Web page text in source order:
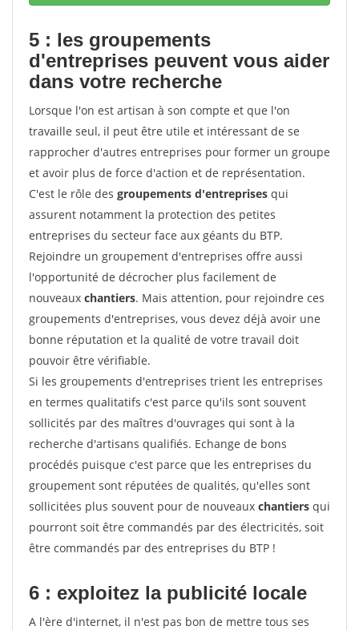
5 : les groupements
d'entreprises peuvent vous aider
dans votre recherche
Lorsque l'on est artisan à son compte et que l'on
travaille seul, il peut être utile et intéressant de se
rapprocher d'autres entreprises pour former un groupe
et avoir plus de force d'action et de représentation.
C'est le rôle des groupements d'entreprises qui
assurent notamment la protection des petites
entreprises du secteur face aux géants du BTP.
Rejoindre un groupement d'entreprises offre aussi
l'opportunité de décrocher plus facilement de
nouveaux chantiers. Mais attention, pour rejoindre ces
groupements d'entreprises, vous devez déjà avoir une
bonne réputation et la qualité de votre travail doit
pouvoir être vérifiable.
Si les groupements d'entreprises trient les entreprises
en termes qualitatifs c'est parce qu'ils sont souvent
sollicités par des maîtres d'ouvrages qui sont à la
recherche d'artisans qualifiés. Echange de bons
procédés puisque c'est parce que les entreprises du
groupement sont réputées de qualités, qu'elles sont
sollicitées plus souvent pour de nouveaux chantiers qui
pourront soit être commandés par des électricités, soit
être commandés par des entreprises du BTP !
6 : exploitez la publicité locale
A l'ère d'internet, il n'est pas bon de mettre tous ses